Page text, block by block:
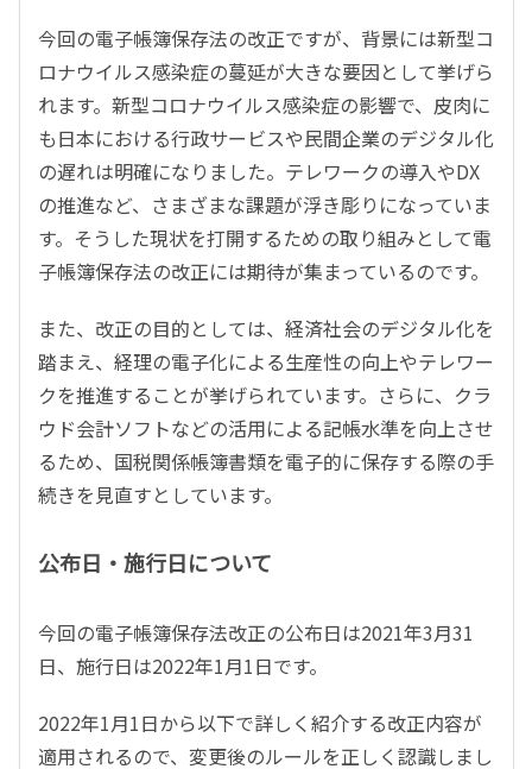
今回の電子帳簿保存法の改正ですが、背景には新型コ
ロナウイルス感染症の蔓延が大きな要因として挙げら
れます。新型コロナウイルス感染症の影響で、皮肉に
も日本における行政サービスや民間企業のデジタル化
の遅れは明確になりました。テレワークの導入やDX
の推進など、さまざまな課題が浮き彫りになっていま
す。そうした現状を打開するための取り組みとして電
子帳簿保存法の改正には期待が集まっているのです。
また、改正の目的としては、経済社会のデジタル化を
踏まえ、経理の電子化による生産性の向上やテレワー
クを推進することが挙げられています。さらに、クラ
ウド会計ソフトなどの活用による記帳水準を向上させ
るため、国税関係帳簿書類を電子的に保存する際の手
続きを見直すとしています。
公布日・施行日について
今回の電子帳簿保存法改正の公布日は2021年3月31
日、施行日は2022年1月1日です。
2022年1月1日から以下で詳しく紹介する改正内容が
適用されるので、変更後のルールを正しく認識しまし